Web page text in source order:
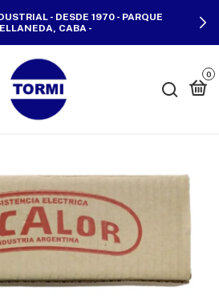
- DESDE 1970 - PARQUE
CABA -
0